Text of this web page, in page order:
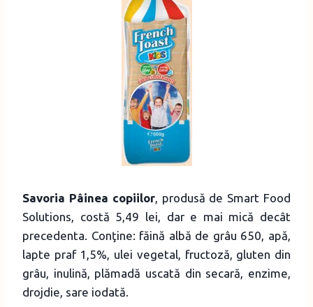
Savoria Pâinea copiilor, produsă de Smart Food
Solutions, costă 5,49 lei, dar e mai mică decât
precedenta. Conţine: făină albă de grâu 650, apă,
lapte praf 1,5%, ulei vegetal, fructoză, gluten din
grâu, inulină, plămadă uscată din secară, enzime,
drojdie, sare iodată.